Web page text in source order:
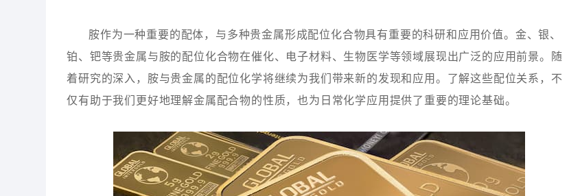
胺作为一种重要的配体，与多种贵金属形成配位化合物具有重要的科研和应用价值。金、银、
铂、钯等贵金属与胺的配位化合物在催化、电子材料、生物医学等领域展现出广泛的应用前景。随
着研究的深入，胺与贵金属的配位化学将继续为我们带来新的发现和应用。了解这些配位关系，不
仅有助于我们更好地理解金属配合物的性质，也为日常化学应用提供了重要的理论基础。